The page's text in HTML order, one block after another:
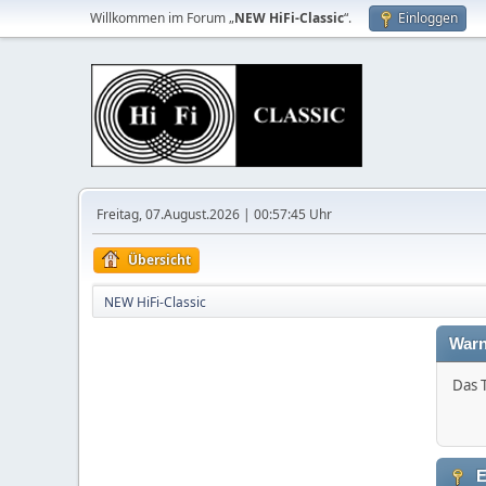
Willkommen im Forum „NEW HiFi-Classic“. Einloggen
Freitag, 07.August.2026 | 00:57:45 Uhr
Übersicht
NEW HiFi-Classic
Das